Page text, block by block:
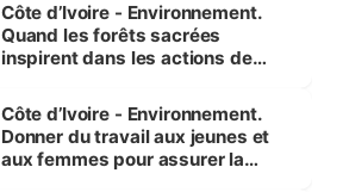
Côte d’Ivoire - Environnement.
Quand les forêts sacrées
inspirent dans les actions de
Côte d’Ivoire - Environnement.
Donner du travail aux jeunes et
aux femmes pour assurer la